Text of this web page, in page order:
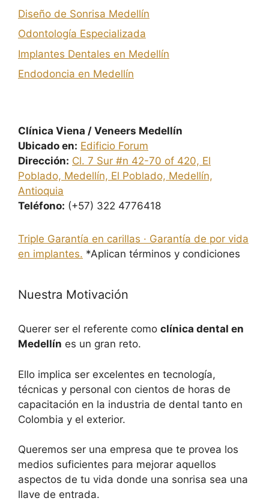
Diseño de Sonrisa Medellín
Odontología Especializada
Implantes Dentales en Medellín
Endodoncia en Medellín
Clínica Viena / Veneers Medellín
Ubicado en: Edificio Forum
Dirección: Cl. 7 Sur #n 42-70 of 420, El
Poblado, Medellín, El Poblado, Medellín,
Antioquia
Teléfono: (+57) 322 4776418
Triple Garantía en carillas · Garantía de por vida
en implantes. *Aplican términos y condiciones
Nuestra Motivación
Querer ser el referente como clínica dental en
Medellín es un gran reto.
Ello implica ser excelentes en tecnología,
técnicas y personal con cientos de horas de
capacitación en la industria de dental tanto en
Colombia y el exterior.
Queremos ser una empresa que te provea los
medios suficientes para mejorar aquellos
aspectos de tu vida donde una sonrisa sea una
llave de entrada.